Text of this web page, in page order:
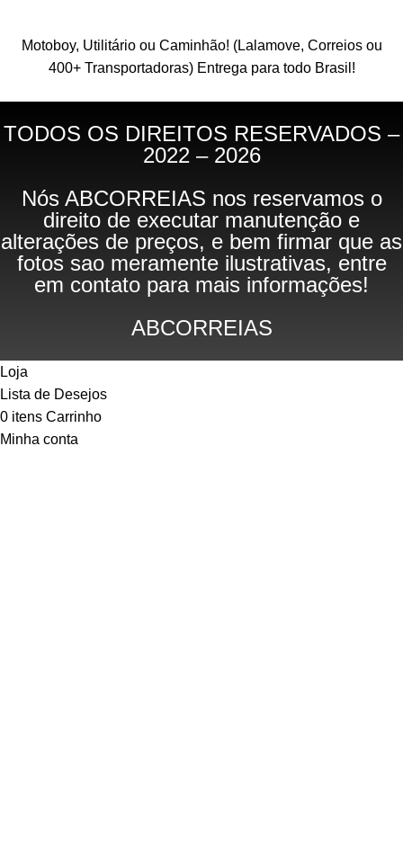
Motoboy, Utilitário ou Caminhão! (Lalamove, Correios ou
400+ Transportadoras) Entrega para todo Brasil!
TODOS OS DIREITOS RESERVADOS –
2022 – 2026
Nós ABCORREIAS nos reservamos o
direito de executar manutenção e
alterações de preços, e bem firmar que as
fotos sao meramente ilustrativas, entre
em contato para mais informações!
ABCORREIAS
Loja
Lista de Desejos
0 itens Carrinho
Minha conta